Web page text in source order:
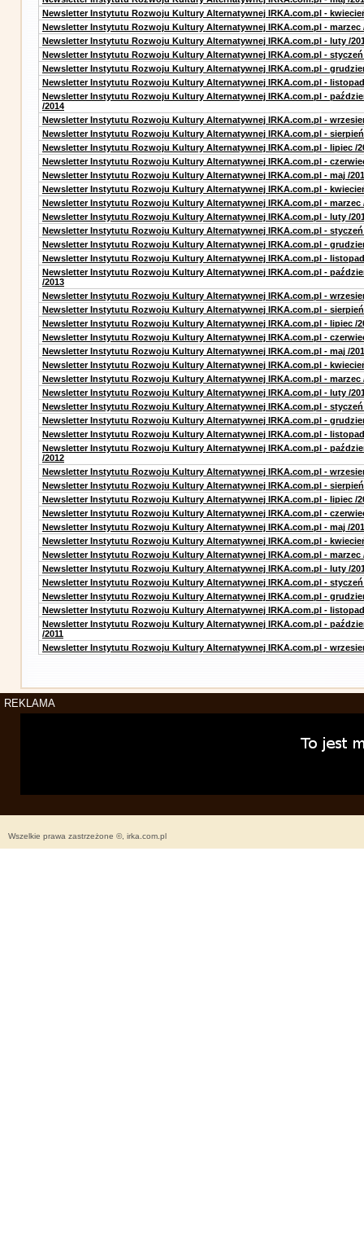
Newsletter Instytutu Rozwoju Kultury Alternatywnej IRKA.com.pl -
Newsletter Instytutu Rozwoju Kultury Alternatywnej IRKA.com.pl - marzec
Newsletter Instytutu Rozwoju Kultury Alternatywnej IRKA.com.pl - luty /
Newsletter Instytutu Rozwoju Kultury Alternatywnej IRKA.com.pl - styczeń
Newsletter Instytutu Rozwoju Kultury Alternatywnej IRKA.com.pl -
Newsletter Instytutu Rozwoju Kultury Alternatywnej IRKA.com.pl - listopad
Newsletter Instytutu Rozwoju Kultury Alternatywnej IRKA.com.pl -
/2014
Newsletter Instytutu Rozwoju Kultury Alternatywnej IRKA.com.pl -
Newsletter Instytutu Rozwoju Kultury Alternatywnej IRKA.com.pl - sierpień
Newsletter Instytutu Rozwoju Kultury Alternatywnej IRKA.com.pl - lipiec /
Newsletter Instytutu Rozwoju Kultury Alternatywnej IRKA.com.pl -
Newsletter Instytutu Rozwoju Kultury Alternatywnej IRKA.com.pl - maj /
Newsletter Instytutu Rozwoju Kultury Alternatywnej IRKA.com.pl -
Newsletter Instytutu Rozwoju Kultury Alternatywnej IRKA.com.pl - marzec
Newsletter Instytutu Rozwoju Kultury Alternatywnej IRKA.com.pl - luty /
Newsletter Instytutu Rozwoju Kultury Alternatywnej IRKA.com.pl - styczeń
Newsletter Instytutu Rozwoju Kultury Alternatywnej IRKA.com.pl -
Newsletter Instytutu Rozwoju Kultury Alternatywnej IRKA.com.pl - listopad
Newsletter Instytutu Rozwoju Kultury Alternatywnej IRKA.com.pl -
/2013
Newsletter Instytutu Rozwoju Kultury Alternatywnej IRKA.com.pl -
Newsletter Instytutu Rozwoju Kultury Alternatywnej IRKA.com.pl - sierpień
Newsletter Instytutu Rozwoju Kultury Alternatywnej IRKA.com.pl - lipiec /
Newsletter Instytutu Rozwoju Kultury Alternatywnej IRKA.com.pl -
Newsletter Instytutu Rozwoju Kultury Alternatywnej IRKA.com.pl - maj /
Newsletter Instytutu Rozwoju Kultury Alternatywnej IRKA.com.pl -
Newsletter Instytutu Rozwoju Kultury Alternatywnej IRKA.com.pl - marzec
Newsletter Instytutu Rozwoju Kultury Alternatywnej IRKA.com.pl - luty /
Newsletter Instytutu Rozwoju Kultury Alternatywnej IRKA.com.pl - styczeń
Newsletter Instytutu Rozwoju Kultury Alternatywnej IRKA.com.pl -
Newsletter Instytutu Rozwoju Kultury Alternatywnej IRKA.com.pl - listopad
Newsletter Instytutu Rozwoju Kultury Alternatywnej IRKA.com.pl -
/2012
Newsletter Instytutu Rozwoju Kultury Alternatywnej IRKA.com.pl -
Newsletter Instytutu Rozwoju Kultury Alternatywnej IRKA.com.pl - sierpień
Newsletter Instytutu Rozwoju Kultury Alternatywnej IRKA.com.pl - lipiec /
Newsletter Instytutu Rozwoju Kultury Alternatywnej IRKA.com.pl -
Newsletter Instytutu Rozwoju Kultury Alternatywnej IRKA.com.pl - maj /
Newsletter Instytutu Rozwoju Kultury Alternatywnej IRKA.com.pl -
Newsletter Instytutu Rozwoju Kultury Alternatywnej IRKA.com.pl - marzec
Newsletter Instytutu Rozwoju Kultury Alternatywnej IRKA.com.pl - luty /
Newsletter Instytutu Rozwoju Kultury Alternatywnej IRKA.com.pl - styczeń
Newsletter Instytutu Rozwoju Kultury Alternatywnej IRKA.com.pl -
Newsletter Instytutu Rozwoju Kultury Alternatywnej IRKA.com.pl - listopad
Newsletter Instytutu Rozwoju Kultury Alternatywnej IRKA.com.pl -
/2011
Newsletter Instytutu Rozwoju Kultury Alternatywnej IRKA.com.pl -
REKLAMA
Wszelkie prawa zastrzeżone ©, irka.com.pl